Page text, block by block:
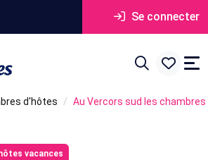
Se connecter
d'hôtes Au Vercors sud les
vacances